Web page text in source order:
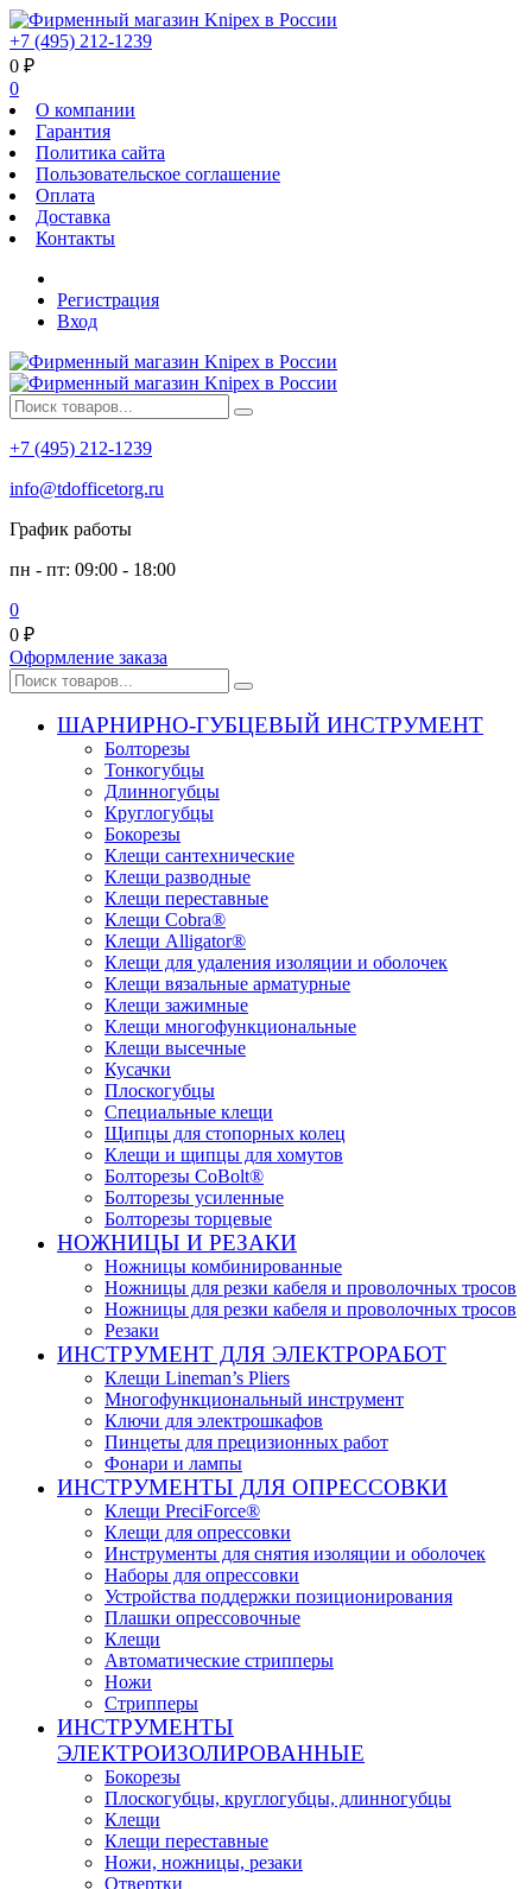
+7 (495) 212-1239
0 ₽
0
О компании
Гарантия
Политика сайта
Пользовательское соглашение
Оплата
Доставка
Контакты
Регистрация
Вход
+7 (495) 212-1239
info@tdofficetorg.ru
График работы
пн - пт: 09:00 - 18:00
0
0 ₽
Оформление заказа
ШАРНИРНО-ГУБЦЕВЫЙ ИНСТРУМЕНТ
Болторезы
Тонкогубцы
Длинногубцы
Круглогубцы
Бокорезы
Клещи сантехнические
Клещи разводные
Клещи переставные
Клещи Cobra®
Клещи Alligator®
Клещи для удаления изоляции и оболочек
Клещи вязальные арматурные
Клещи зажимные
Клещи многофункциональные
Клещи высечные
Кусачки
Плоскогубцы
Специальные клещи
Щипцы для стопорных колец
Клещи и щипцы для хомутов
Болторезы CoBolt®
Болторезы усиленные
Болторезы торцевые
НОЖНИЦЫ И РЕЗАКИ
Ножницы комбинированные
Ножницы для резки кабеля и проволочных тросов
Ножницы для резки кабеля и проволочных тросов
Резаки
ИНСТРУМЕНТ ДЛЯ ЭЛЕКТРОРАБОТ
Клещи Lineman’s Pliers
Многофункциональный инструмент
Ключи для электрошкафов
Пинцеты для прецизионных работ
Фонари и лампы
ИНСТРУМЕНТЫ ДЛЯ ОПРЕССОВКИ
Клещи PreciForce®
Клещи для опрессовки
Инструменты для снятия изоляции и оболочек
Наборы для опрессовки
Устройства поддержки позиционирования
Плашки опрессовочные
Клещи
Автоматические стрипперы
Ножи
Стрипперы
ИНСТРУМЕНТЫ
ЭЛЕКТРОИЗОЛИРОВАННЫЕ
Бокорезы
Плоскогубцы, круглогубцы, длинногубцы
Клещи
Клещи переставные
Ножи, ножницы, резаки
Отвертки